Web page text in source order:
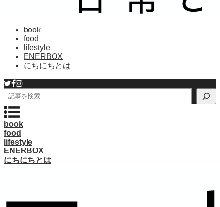
book
food
lifestyle
ENERBOX
にちにちとは
検
索
book
food
lifestyle
ENERBOX
にちにちとは